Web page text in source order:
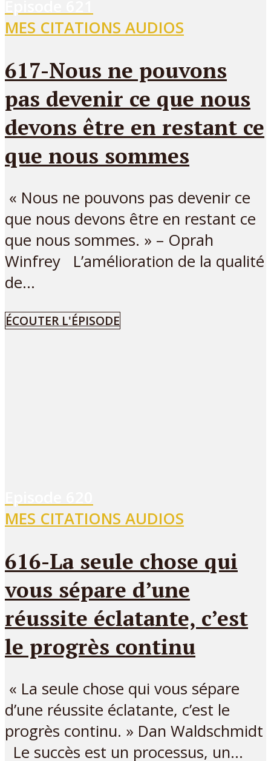
MES CITATIONS AUDIOS
617-Nous ne pouvons
pas devenir ce que nous
devons être en restant ce
que nous sommes
« Nous ne pouvons pas devenir ce
que nous devons être en restant ce
que nous sommes. » – Oprah
Winfrey L’amélioration de la qualité
de...
ÉCOUTER L'ÉPISODE
MES CITATIONS AUDIOS
616-La seule chose qui
vous sépare d’une
réussite éclatante, c’est
le progrès continu
« La seule chose qui vous sépare
d’une réussite éclatante, c’est le
progrès continu. » Dan Waldschmidt
Le succès est un processus, un...